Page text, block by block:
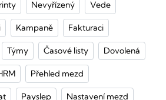
Nevyřízený Vede
Kampaně Fakturaci
Týmy Časové listy Dovolená
Přehled mezd
Payslep Nastavení mezd